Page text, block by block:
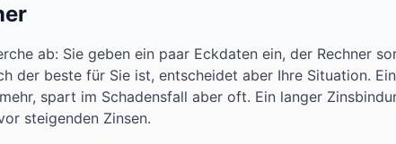
ab: Sie geben ein paar Eckdaten ein, der Rechner
der beste für Sie ist, entscheidet aber Ihre Situation.
spart im Schadensfall aber oft. Ein langer
steigenden Zinsen.